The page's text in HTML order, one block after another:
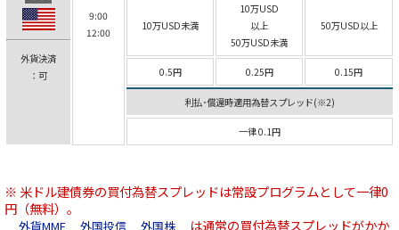
外貨決済
：可
9:00
12:00
10万USD未満
10万USD
以上
50万USD未満
50万USD以上
0.5円 0.25円 0.15円
利払･償還時適用為替スプレッド(※2)
一律 0.1円
※ 米ドル建債券の買付為替スプレッドは常設プログラムとして一律0
円（無料）。
外貨MMF 外国投信 外国株
は通常の買付為替スプレッドがかか